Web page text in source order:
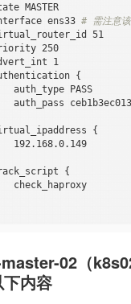
MASTER
ens33
# 需注意
51
250
1
{
auth_type PASS
auth_pass
{
192.168.0.149
{
check_haproxy
02（
内容